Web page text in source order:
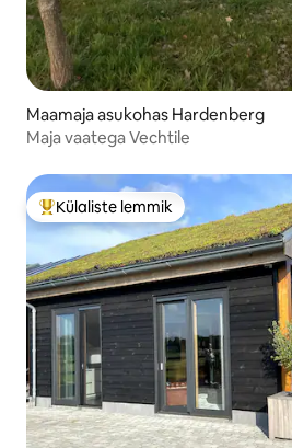
Maamaja asukohas Hardenberg
Maja vaatega Vechtile
Külaliste suur lemmik
Külaliste lemmik